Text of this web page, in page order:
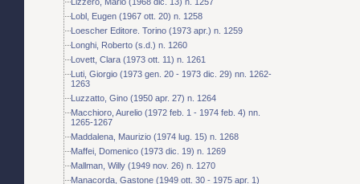
Lobl, Eugen (1967 ott. 20) n. 1258
Loescher Editore. Torino (1973 apr.) n. 1259
Longhi, Roberto (s.d.) n. 1260
Lovett, Clara (1973 ott. 11) n. 1261
Luti, Giorgio (1973 gen. 20 - 1973 dic. 29) nn. 1262-
1263
Luzzatto, Gino (1950 apr. 27) n. 1264
Macchioro, Aurelio (1972 feb. 1 - 1974 feb. 4) nn.
1265-1267
Maddalena, Maurizio (1974 lug. 15) n. 1268
Maffei, Domenico (1973 dic. 19) n. 1269
Mallman, Willy (1949 nov. 26) n. 1270
Manacorda, Gastone (1949 ott. 30 - 1975 apr. 1)